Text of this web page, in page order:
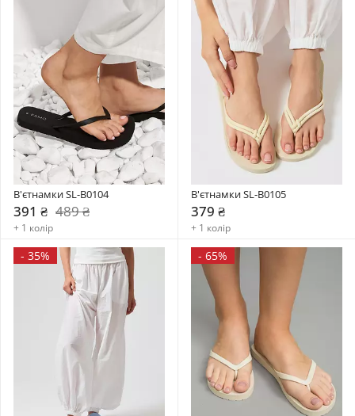
В'єтнамки SL-B0104
391 ₴ 489 ₴
+ 1 колір
В'єтнамки SL-B0105
379 ₴
+ 1 колір
- 35% - 65%